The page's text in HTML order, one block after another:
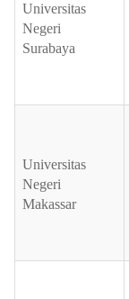
Universitas
Negeri
Surabaya
Universitas
Negeri
Makassar